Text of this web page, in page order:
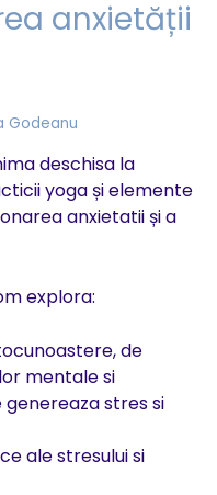
anxietății
Godeanu
deschisa la
yoga și elemente
anxietatii și a
explora:
de
mentale si
stres si
ale stresului si